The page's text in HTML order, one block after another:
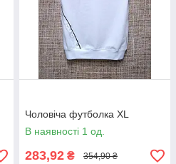
Чоловіча футболка XL
В наявності 1 од.
283,92 ₴ 354,90 ₴